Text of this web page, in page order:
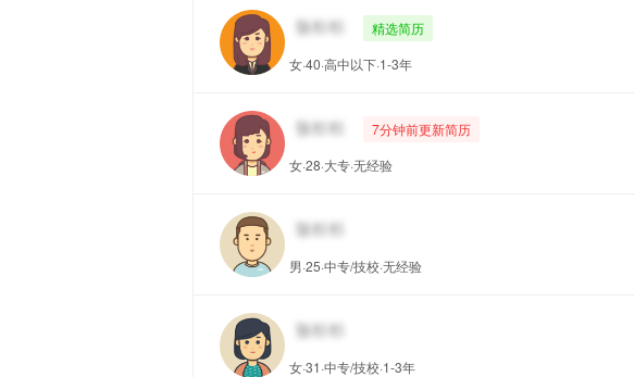
精选简历
女·40·高中以下·1-3年
7分钟前更新简历
女·28·大专·无经验
男·25·中专/技校·无经验
女·31·中专/技校·1-3年